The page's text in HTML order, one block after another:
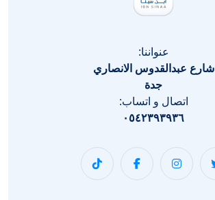
عنواننا:
شارع عبدالقدوس الانصاري
جدة
اتصال و اتساب:
٠٥٤٢٣٩٣٩٣٦